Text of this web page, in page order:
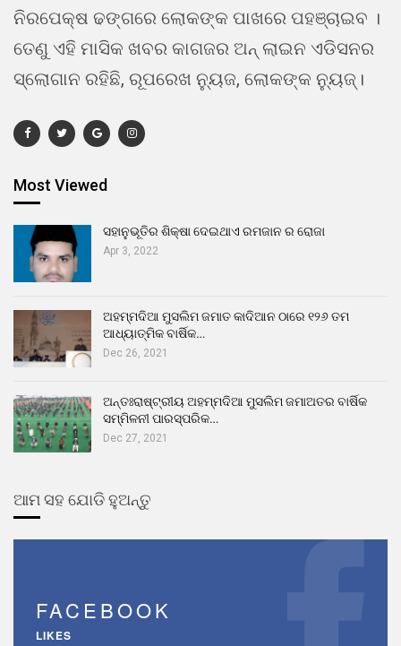
ନିରପେକ୍ଷ ଢଙ୍ଗରେ ଲୋକଙ୍କ ପାଖରେ ପହଞ୍ଚାଇବ ।
ତେଣୁ ଏହି ମାସିକ ଖବର କାଗଜର ଅନ୍ ଲାଇନ ଏଡିସନର
ସ୍ଲୋଗାନ ରହିଛି, ରୂପରେଖ ନ୍ୟୁଜ, ଲୋକଙ୍କ ନ୍ୟୁଜ୍।
Most Viewed
ସହାନୁଭୂତିର ଶିକ୍ଷା ଦେଇଥାଏ ରମଜାନ ର ରୋଜା
Apr 3, 2022
ଅହମ୍ମଦିଆ ମୁସଲିମ ଜମାତ କାଦିଆନ ଠାରେ ୧୨୬ ତମ
ଆଧ୍ୟାତ୍ମିକ ବାର୍ଷିକ…
Dec 26, 2021
ଅନ୍ତଃରାଷ୍ଟ୍ରୀୟ ଅହମ୍ମଦିଆ ମୁସଲିମ ଜମାଅତର ବାର୍ଷିକ
ସମ୍ମିଳନୀ ପାରସ୍ପରିକ…
Dec 27, 2021
ଆମ ସହ ଯୋଡି ହୁଅନ୍ତୁ
FACEBOOK
LIKES